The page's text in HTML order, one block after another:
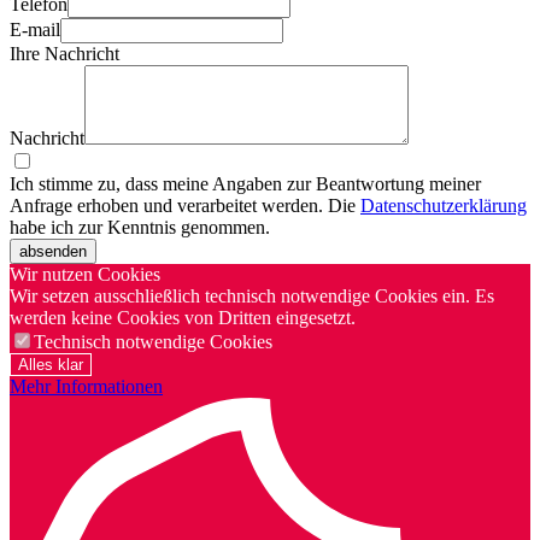
E-mail
Ihre Nachricht
Nachricht
Ich stimme zu, dass meine Angaben zur Beantwortung meiner
Anfrage erhoben und verarbeitet werden. Die Datenschutzerklärung
habe ich zur Kenntnis genommen.
absenden
Wir nutzen Cookies
Wir setzen ausschließlich technisch notwendige Cookies ein. Es
werden keine Cookies von Dritten eingesetzt.
Technisch notwendige Cookies
Alles klar
Mehr Informationen